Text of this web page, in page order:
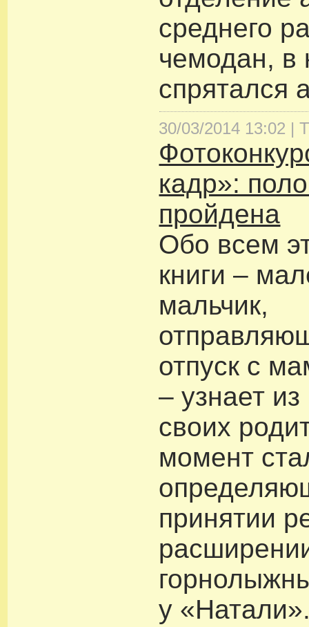
среднего
чемодан, в
спрятался
30/03/2014 13:02 |
кадр»:
пройдена
Обо всем
книги –
мальчик,
отпуск с
– узнает
своих
момент
принятии
у